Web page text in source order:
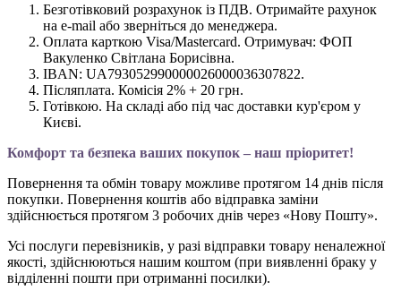
Безготівковий розрахунок із ПДВ. Отримайте рахунок
на e-mail або зверніться до менеджера.
Оплата карткою Visa/Mastercard. Отримувач: ФОП
Вакуленко Світлана Борисівна.
IBAN: UA793052990000026000036307822.
Післяплата. Комісія 2% + 20 грн.
Готівкою. На складі або під час доставки кур'єром у
Києві.
Комфорт та безпека ваших покупок – наш пріоритет!
Повернення та обмін товару можливе протягом 14 днів після
покупки. Повернення коштів або відправка заміни
здійснюється протягом 3 робочих днів через «Нову Пошту».
Усі послуги перевізників, у разі відправки товару неналежної
якості, здійснюються нашим коштом (при виявленні браку у
відділенні пошти при отриманні посилки).